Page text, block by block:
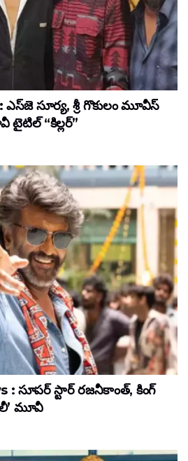
సూర్య, శ్రీ గొకులం మూవీస్‌
“కిల్లర్”
: సూపర్ స్టార్ రజనీకాంత్, కింగ్
మూవీ